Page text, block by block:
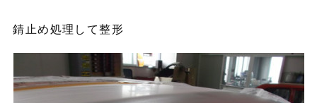
錆止め処理して整形